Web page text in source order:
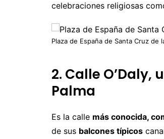
celebraciones religiosas
Plaza de España de Santa Cruz de
2. Calle O’Daly,
Palma
Es la calle más conocida,
de sus balcones típicos